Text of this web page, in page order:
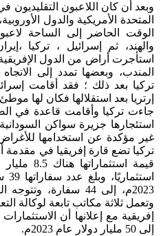
وبعد أن كان اللاعبون التقليديون
المتحدة الأمريكية والدول
الوقت الحاضر إلى الساحة
والهند، ثم إسرائيل ، تركيا
استأجرت أراض من الدول
المندب، وبعضها تمدد إلى
تركيا بعد ذلك ؛ فقد أقامت
إرتريا بعد استقلالها فكان لها
جاءت تركيا وأقامت قاعدة في
غير مؤكدة عن استخدامها
تركيا تضع قارة إفريقيا في مقدمة
إفريقية مع إعلانها أن
إلى 50 مليار دولار عام 2023م.